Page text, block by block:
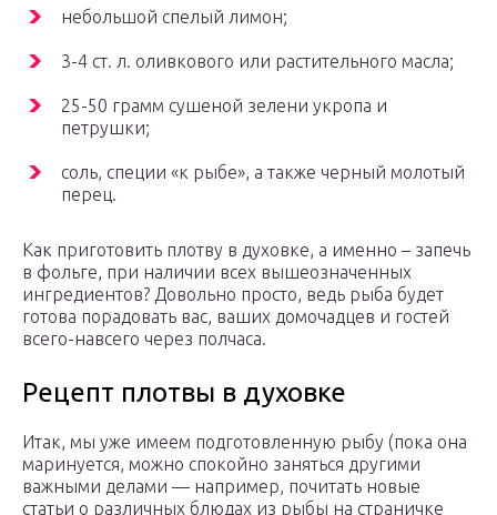
небольшой спелый лимон;
3-4 ст. л. оливкового или растительного масла;
25-50 грамм сушеной зелени укропа и
петрушки;
соль, специи «к рыбе», а также черный молотый
перец.
Как приготовить плотву в духовке, а именно – запечь
в фольге, при наличии всех вышеозначенных
ингредиентов? Довольно просто, ведь рыба будет
готова порадовать вас, ваших домочадцев и гостей
всего-навсего через полчаса.
Рецепт плотвы в духовке
Итак, мы уже имеем подготовленную рыбу (пока она
маринуется, можно спокойно заняться другими
важными делами — например, почитать новые
статьи о различных блюдах из рыбы на страничке